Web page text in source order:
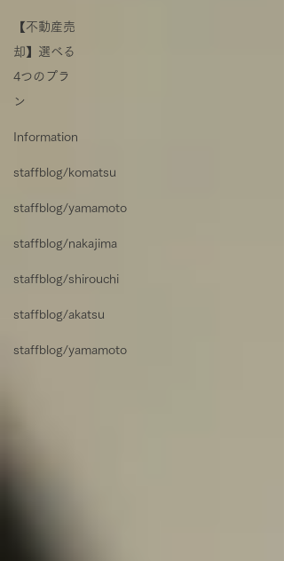
【不動産売
却】選べる
4つのプラ
ン
Information
staffblog/komatsu
staffblog/yamamoto
staffblog/nakajima
staffblog/shirouchi
staffblog/akatsu
staffblog/yamamoto